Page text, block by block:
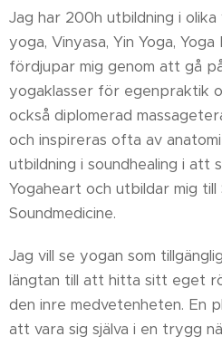
Jag har 200h utbildning i
yoga, Vinyasa, Yin Yoga, Yoga
fördjupar mig genom att gå
yogaklasser för egenpraktik
också diplomerad
och inspireras ofta av
utbildning i soundhealing i att
Yogaheart och utbildar mig till
Soundmedicine.
Jag vill se yogan som
längtan till att hitta sitt eget
den inre medvetenheten. En
att vara sig själva i en trygg